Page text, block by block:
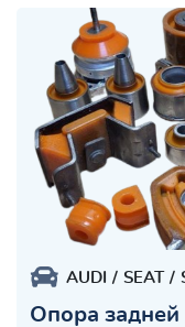
AUDI SEAT
Опора задней